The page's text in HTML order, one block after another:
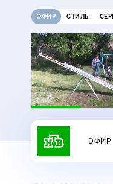
ЭФИР СТИЛЬ
07:00
Сегодня
ЭФИР